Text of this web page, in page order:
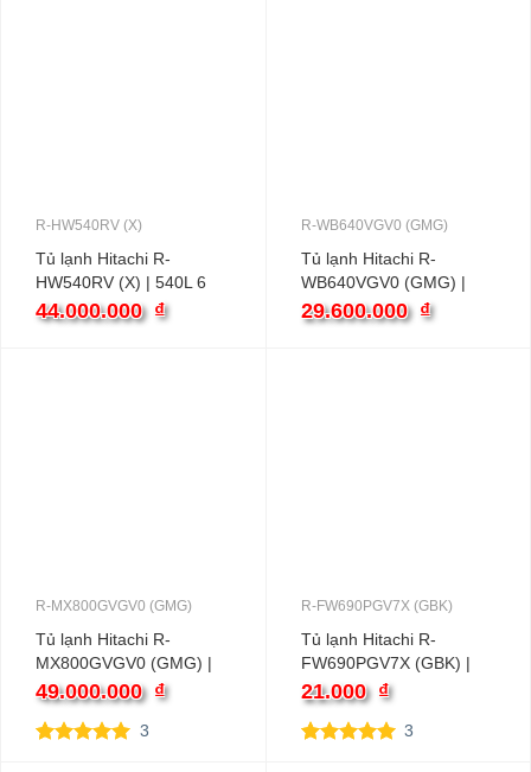
R-HW540RV (X)
Tủ lạnh Hitachi R-
HW540RV (X) | 540L 6
cánh inverter
44.000.000 ₫
R-WB640VGV0 (GMG)
Tủ lạnh Hitachi R-
WB640VGV0 (GMG) |
569L 4 cánh inverter
29.600.000 ₫
R-MX800GVGV0 (GMG)
Tủ lạnh Hitachi R-
MX800GVGV0 (GMG) |
569L 3 cánh inverter
49.000.000 ₫
3
R-FW690PGV7X (GBK)
Tủ lạnh Hitachi R-
FW690PGV7X (GBK) |
540L 4 cánh inverter
21.000 ₫
3